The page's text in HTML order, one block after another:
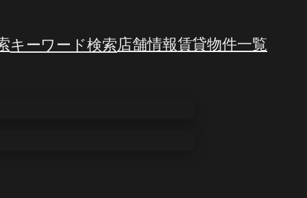
キーワード検索店舗情報賃貸物件一覧